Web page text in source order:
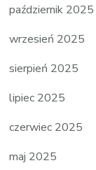
październik 2025
wrzesień 2025
sierpień 2025
lipiec 2025
czerwiec 2025
maj 2025